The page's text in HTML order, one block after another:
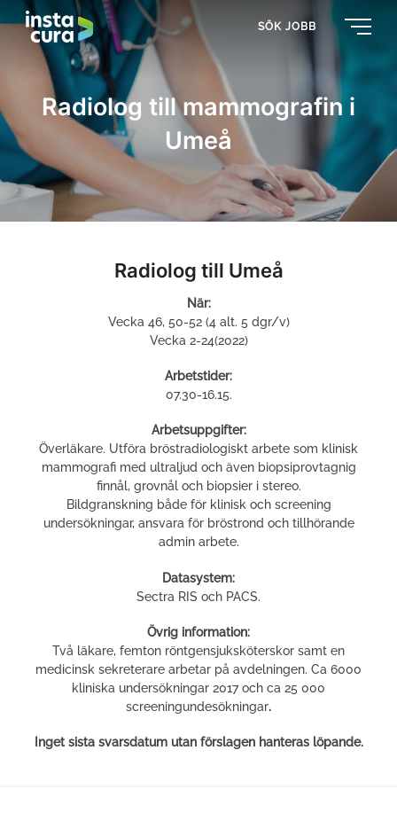
SÖK JOBB
Radiolog till mammografin i
Umeå
Radiolog till Umeå
När:
Vecka 46, 50-52 (4 alt. 5 dgr/v)
Vecka 2-24(2022)
Arbetstider:
07.30-16.15.
Arbetsuppgifter:
Överläkare. Utföra bröstradiologiskt arbete som klinisk
mammografi med ultraljud och även biopsiprovtagnig
finnål, grovnål och biopsier i stereo.
Bildgranskning både för klinisk och screening
undersökningar, ansvara för bröstrond och tillhörande
admin arbete.
Datasystem:
Sectra RIS och PACS.
Övrig information:
Två läkare, femton röntgensjuksköterskor samt en
medicinsk sekreterare arbetar på avdelningen. Ca 6000
kliniska undersökningar 2017 och ca 25 000
screeningundesökningar.
Inget sista svarsdatum utan förslagen hanteras löpande.